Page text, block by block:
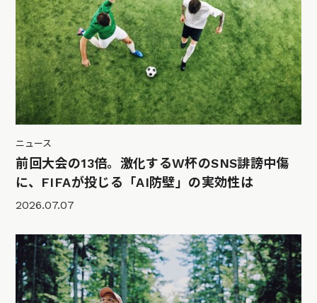
ニュース
前回大会の13倍。激化するW杯のSNS誹謗中傷
に、FIFAが投じる「AI防壁」の実効性は
2026.07.07